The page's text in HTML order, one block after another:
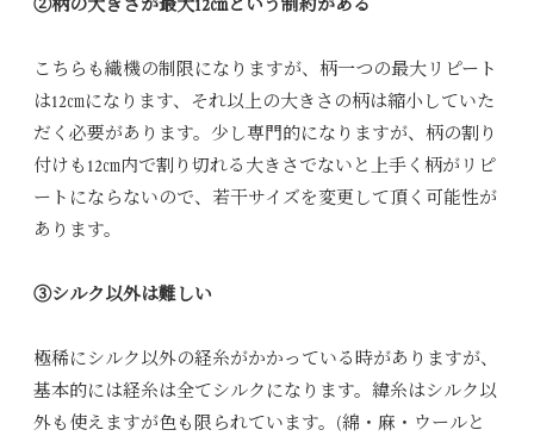
②柄の大きさが最大12㎝という制約がある
こちらも織機の制限になりますが、柄一つの最大リピート
は12㎝になります、それ以上の大きさの柄は縮小していた
だく必要があります。少し専門的になりますが、柄の割り
付けも12㎝内で割り切れる大きさでないと上手く柄がリピ
ートにならないので、若干サイズを変更して頂く可能性が
あります。
③シルク以外は難しい
極稀にシルク以外の経糸がかかっている時がありますが、
基本的には経糸は全てシルクになります。緯糸はシルク以
外も使えますが色も限られています。(綿・麻・ウールと